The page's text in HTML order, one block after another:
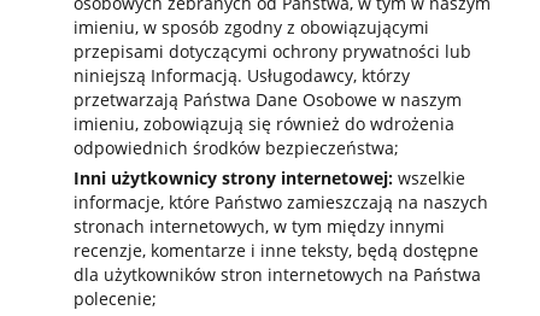
imieniu, w sposób zgodny z obowiązującymi
przepisami dotyczącymi ochrony prywatności lub
niniejszą Informacją. Usługodawcy, którzy
przetwarzają Państwa Dane Osobowe w naszym
imieniu, zobowiązują się również do wdrożenia
odpowiednich środków bezpieczeństwa;
Inni użytkownicy strony internetowej: wszelkie
informacje, które Państwo zamieszczają na naszych
stronach internetowych, w tym między innymi
recenzje, komentarze i inne teksty, będą dostępne
dla użytkowników stron internetowych na Państwa
polecenie;